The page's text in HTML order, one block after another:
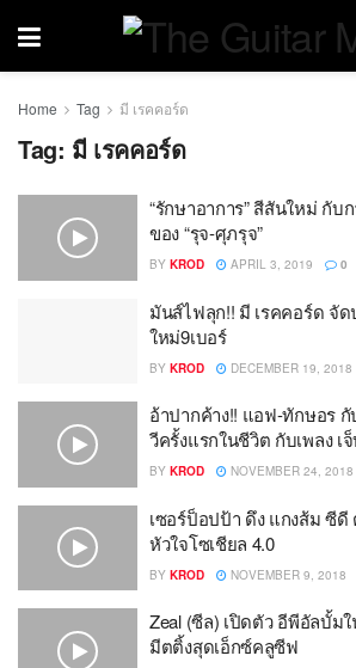
Home Tag มี เรคคอร์ด
Tag: มี เรคคอร์ด
“รักษาอาการ” สีสันใหม่ กับ
ของ “รุจ-ศุภรุจ”
BY KROD APRIL 3, 2019 0
มันส์ไฟลุก!! มี เรคคอร์ด จั
ใหม่9เบอร์
BY KROD DECEMBER 19, 2018
อ้าปากค้าง!! แอฟ-ทักษอร กั
วีครั้งแรกในชีวิต กับเพลง เ
BY KROD NOVEMBER 24, 2018
เซอร์ป็อปป้า ดึง แกงส้ม ซีดี
หัวใจโซเชียล 4.0
BY KROD NOVEMBER 9, 2018
Zeal (ซีล) เปิดตัว อีพีอัลบั้ม
มีตติ้งสุดเอ็กซ์คลูซีฟ